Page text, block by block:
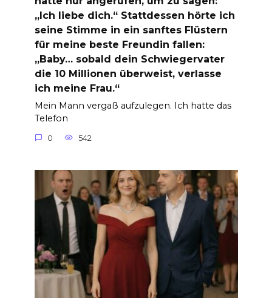
„Ich liebe dich.“ Stattdessen hörte ich
seine Stimme in ein sanftes Flüstern
für meine beste Freundin fallen:
„Baby… sobald dein Schwiegervater
die 10 Millionen überweist, verlasse
ich meine Frau.“
Mein Mann vergaß aufzulegen. Ich hatte das
Telefon
0 542